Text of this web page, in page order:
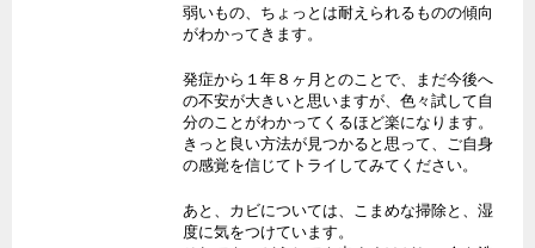
弱いもの、ちょっとは耐えられるものの傾向
がわかってきます。
発症から１年８ヶ月とのことで、まだ今後へ
の不安が大きいと思いますが、色々試して自
分のことがわかってくるほど楽になります。
きっと良い方法が見つかると思って、ご自身
の感覚を信じてトライしてみてください。
あと、カビについては、こまめな掃除と、湿
度に気をつけています。